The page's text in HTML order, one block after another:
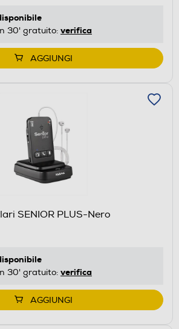
30' gratuito: verifica
AGGIUNGI
SENIOR PLUS-Nero
30' gratuito: verifica
AGGIUNGI